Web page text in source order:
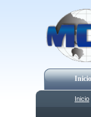
Inicio
Inicio